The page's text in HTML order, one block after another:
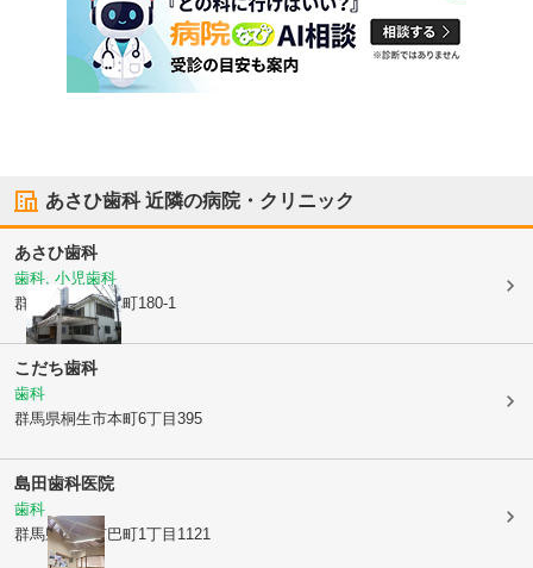
あさひ歯科近隣の病院・クリニック
あさひ歯科
歯科, 小児歯科
群馬県桐生市旭町180-1
こだち歯科
歯科
群馬県桐生市本町6丁目395
島田歯科医院
歯科
群馬県桐生市巴町1丁目1121